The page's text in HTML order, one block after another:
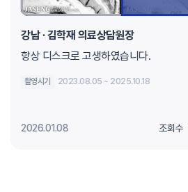
강남 · 김학재 의료상담원장
항상 디스크로 고생하였습니다.
촬영시기 2023.08.05 ~ 2025.10.18
2026.01.08 조회수